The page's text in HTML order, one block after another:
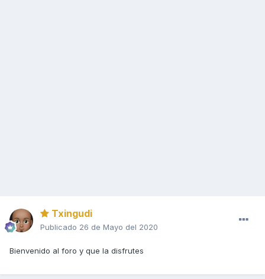
Txingudi
Publicado 26 de Mayo del 2020
Bienvenido al foro y que la disfrutes